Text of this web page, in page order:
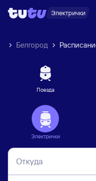
Электрички
Белгород
Поезда
Электрички
Откуда